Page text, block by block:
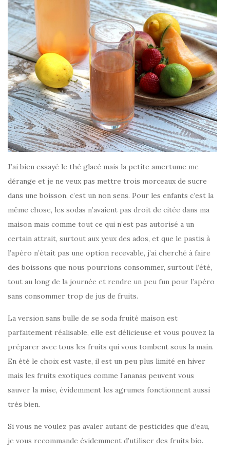
J’ai bien essayé le thé glacé mais la petite amertume me
dérange et je ne veux pas mettre trois morceaux de sucre
dans une boisson, c’est un non sens. Pour les enfants c’est la
même chose, les sodas n’avaient pas droit de citée dans ma
maison mais comme tout ce qui n’est pas autorisé a un
certain attrait, surtout aux yeux des ados, et que le pastis à
l’apéro n’était pas une option recevable, j’ai cherché à faire
des boissons que nous pourrions consommer, surtout l’été,
tout au long de la journée et rendre un peu fun pour l’apéro
sans consommer trop de jus de fruits.
La version sans bulle de se soda fruité maison est
parfaitement réalisable, elle est délicieuse et vous pouvez la
préparer avec tous les fruits qui vous tombent sous la main.
En été le choix est vaste, il est un peu plus limité en hiver
mais les fruits exotiques comme l’ananas peuvent vous
sauver la mise, évidemment les agrumes fonctionnent aussi
très bien.
Si vous ne voulez pas avaler autant de pesticides que d’eau,
je vous recommande évidemment d’utiliser des fruits bio.